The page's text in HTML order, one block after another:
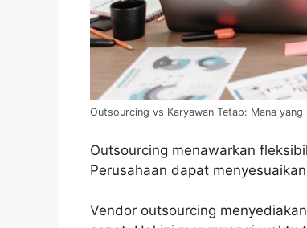
Outsourcing vs Karyawan Tetap: Mana
Outsourcing menawarkan
Perusahaan dapat
Vendor outsourcing